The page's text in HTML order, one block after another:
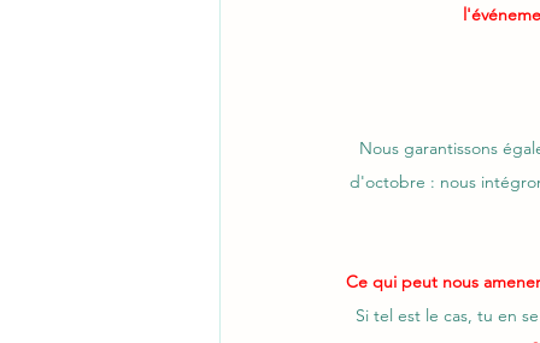
Nous garantissons
d'octobre : nous
Ce qui peut nous
Si tel est le cas, tu en